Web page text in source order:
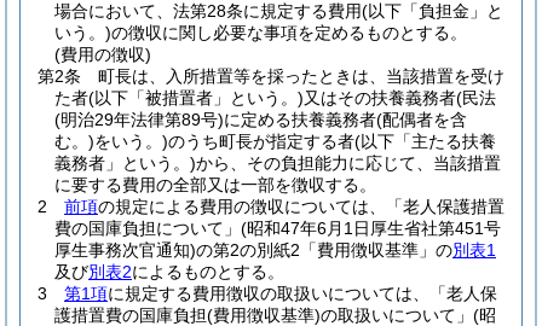
場合において、法第28条に規定する費用(以下「負担金」と
いう。)の徴収に関し必要な事項を定めるものとする。
(費用の徴収)
第2条
町長は、入所措置等を採ったときは、当該措置を受け
た者(以下「被措置者」という。)又はその扶養義務者(民法
(明治29年法律第89号)に定める扶養義務者(配偶者を含
む。)をいう。)のうち町長が指定する者(以下「主たる扶養
義務者」という。)から、その負担能力に応じて、当該措置
に要する費用の全部又は一部を徴収する。
2
前項の規定による費用の徴収については、「老人保護措置
費の国庫負担について」 (昭和47年6月1日厚生省社第451号
厚生事務次官通知)の第2の別紙2「費用徴収基準」の別表1
及び別表2によるものとする。
3
第1項に規定する費用徴収の取扱いについては、「老人保
護措置費の国庫負担(費用徴収基準)の取扱いについて」 (昭